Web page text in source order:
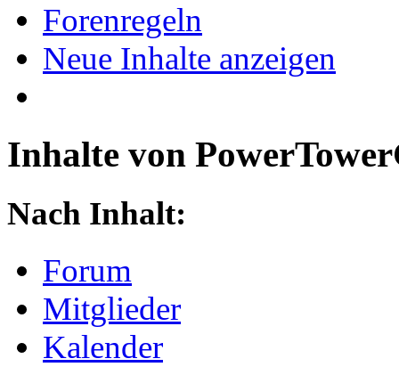
Forenregeln
Neue Inhalte anzeigen
Inhalte von
Nach Inhalt:
Forum
Mitglieder
Kalender